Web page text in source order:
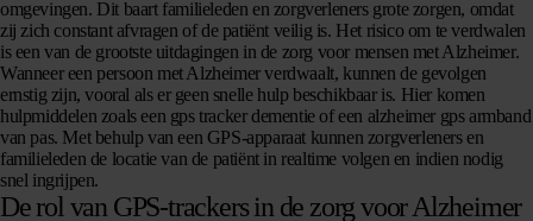
omgevingen. Dit baart familieleden en zorgverleners grote zorgen, omdat
zij zich constant afvragen of de patiënt veilig is. Het risico om te verdwalen
is een van de grootste uitdagingen in de zorg voor mensen met Alzheimer.
Wanneer een persoon met Alzheimer verdwaalt, kunnen de gevolgen
ernstig zijn, vooral als er geen snelle hulp beschikbaar is. Hier komen
hulpmiddelen zoals een gps tracker dementie of een alzheimer gps armband
van pas. Met behulp van een GPS-apparaat kunnen zorgverleners en
familieleden de locatie van de patiënt in realtime volgen en indien nodig
snel ingrijpen.
De rol van GPS-trackers in de zorg voor Alzheimer